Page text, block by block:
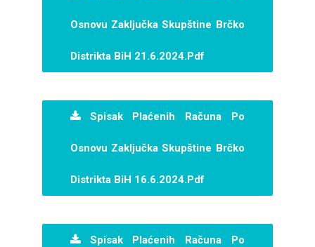
Osnovu Zaključka Skupštine Brčko
Distrikta BiH 21.6.2024.pdf
Spisak Plaćenih Računa Po
Osnovu Zaključka Skupštine Brčko
Distrikta BiH 16.6.2024.pdf
Spisak Plaćenih Računa Po